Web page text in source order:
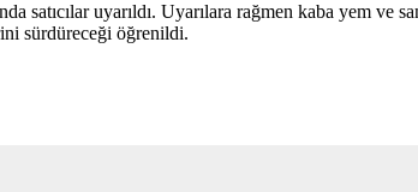
satıcılar uyarıldı. Uyarılara rağmen kaba yem ve
sürdüreceği öğrenildi.